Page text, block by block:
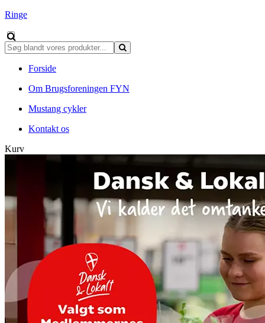
Ringe
Forside
Om Brugsforeningen FYN
Mustang cykler
Kontakt os
Kurv